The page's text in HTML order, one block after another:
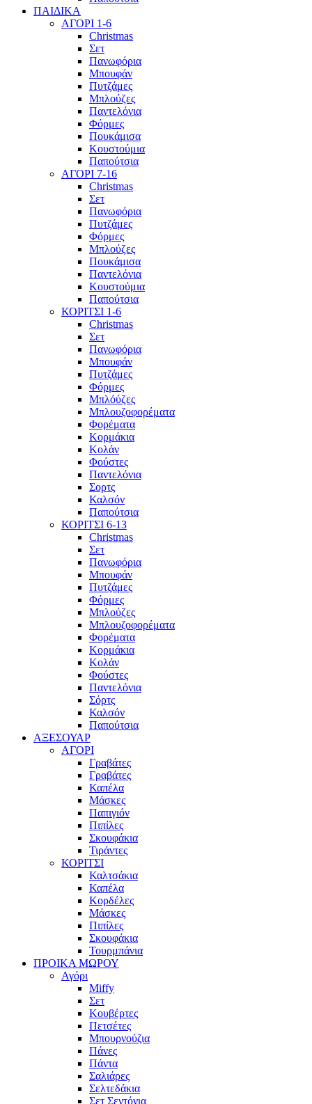
ΠΑΙΔΙΚΑ
ΑΓΟΡΙ 1-6
Christmas
Σετ
Πανωφόρια
Μπουφάν
Πυτζάμες
Μπλούζες
Παντελόνια
Φόρμες
Πουκάμισα
Κουστούμια
Παπούτσια
ΑΓΟΡΙ 7-16
Christmas
Σετ
Πανωφόρια
Πυτζάμες
Φόρμες
Μπλούζες
Πουκάμισα
Παντελόνια
Κουστούμια
Παπούτσια
ΚΟΡΙΤΣΙ 1-6
Christmas
Σετ
Πανωφόρια
Μπουφάν
Πυτζάμες
Φόρμες
Μπλόύζες
Μπλουζοφορέματα
Φορέματα
Κορμάκια
Κολάν
Φούστες
Παντελόνια
Σορτς
Καλσόν
Παπούτσια
ΚΟΡΙΤΣΙ 6-13
Christmas
Σετ
Πανωφόρια
Μπουφάν
Πυτζάμες
Φόρμες
Μπλούζες
Μπλουζοφορέματα
Φορέματα
Κορμάκια
Κολάν
Φούστες
Παντελόνια
Σόρτς
Καλσόν
Παπούτσια
ΑΞΕΣΟΥΑΡ
ΑΓΟΡΙ
Γραβάτες
Γραβάτες
Καπέλα
Μάσκες
Παπιγιόν
Πιπίλες
Σκουφάκια
Τιράντες
ΚΟΡΙΤΣΙ
Καλτσάκια
Καπέλα
Κορδέλες
Μάσκες
Πιπίλες
Σκουφάκια
Τουρμπάνια
ΠΡΟΙΚΑ ΜΩΡΟΥ
Αγόρι
Miffy
Σετ
Κουβέρτες
Πετσέτες
Μπουρνούζια
Πάνες
Πάντα
Σαλιάρες
Σελτεδάκια
Σετ Σεντόνια